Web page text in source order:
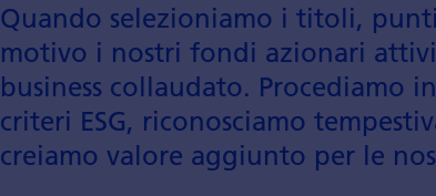
Quando selezion­iamo i titoli,
motivo i nostri fondi azionari
business collaudato. Pro­cediamo
criteri ESG, ricono­sciamo
creiamo valore aggiunto per le